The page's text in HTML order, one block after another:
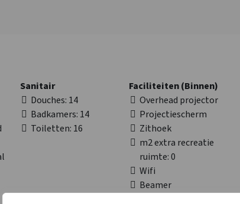
Sanitair
Douches: 14
Badkamers: 14
Toiletten: 16
Faciliteiten (Binnen)
Overhead projector
Projectiescherm
Zithoek
m2 extra recreatie
ruimte: 0
Wifi
Beamer